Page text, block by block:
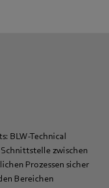
BLW-Technical
zwischen
Prozessen sicher
Bereichen